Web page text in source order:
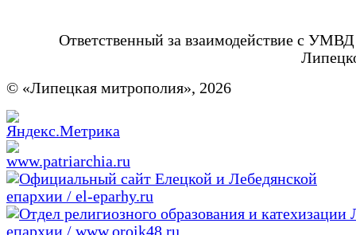
Ответственный за взаимодействие с
© «Липецкая митрополия», 2026